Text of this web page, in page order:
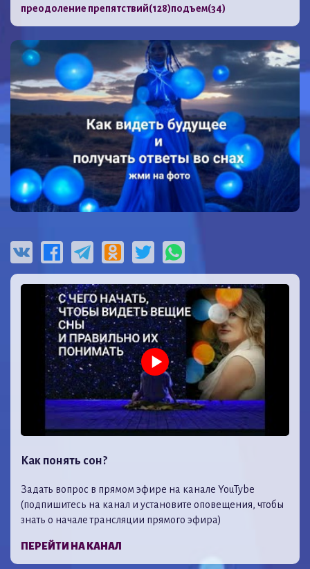
преодоление препятствий(128)подъем(34)
Как понять сон?
Задать вопрос в прямом эфире на канале YouTybe
(подпишитесь на канал и установите оповещения, чтобы
знать о начале трансляции прямого эфира)
ПЕРЕЙТИ НА КАНАЛ